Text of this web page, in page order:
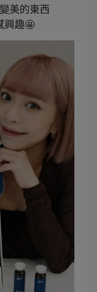
美的東西
興趣🤩